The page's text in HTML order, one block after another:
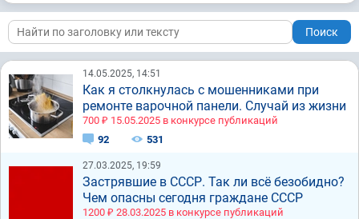
Поиск
14.05.2025, 14:51
Как я столкнулась с мошенниками при
ремонте варочной панели. Случай из жизни
700 ₽ 15.05.2025 в конкурсе публикаций
92
531
27.03.2025, 19:59
Застрявшие в СССР. Так ли всё безобидно?
Чем опасны сегодня граждане СССР
1200 ₽ 28.03.2025 в конкурсе публикаций